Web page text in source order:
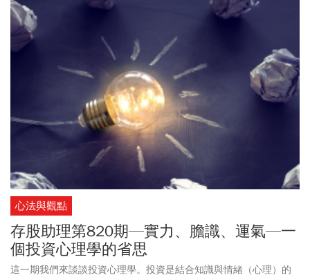
航空的LOGO，並祝福英格蘭隊；英航也留言讚挪威表現，表示「願
我們的友誼長存」。而這場賽外賽也讓球迷們大讚兩邊風度，直呼
是最強的品牌行銷。
心法與觀點
存股助理第820期—實力、膽識、運氣—一
個投資心理學的省思
這一期我們來談談投資心理學。投資是結合知識與情緒（心理）的